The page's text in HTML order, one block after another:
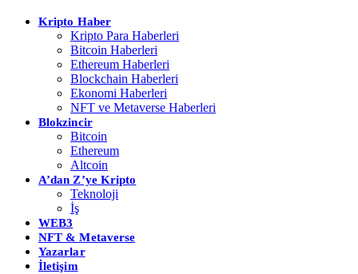
Kripto Haber
Kripto Para Haberleri
Bitcoin Haberleri
Ethereum Haberleri
Blockchain Haberleri
Ekonomi Haberleri
NFT ve Metaverse Haberleri
Blokzincir
Bitcoin
Ethereum
Altcoin
A’dan Z’ye Kripto
Teknoloji
İş
WEB3
NFT & Metaverse
Yazarlar
İletişim